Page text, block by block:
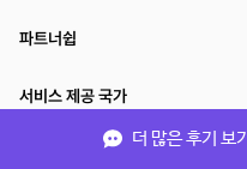
더 많은 후기 보기
파트너쉽
서비스 제공 국가